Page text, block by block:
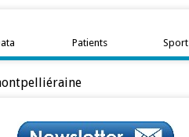
Patients Sport